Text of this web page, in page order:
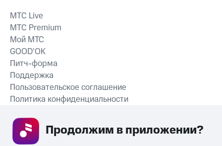
СКАЧАТЬ ПРИЛОЖЕНИЕ
MTС Live
MTС Premium
Мой МТС
GOOD’OK
Питч-форма
Поддержка
Пользовательское соглашение
Политика конфиденциальности